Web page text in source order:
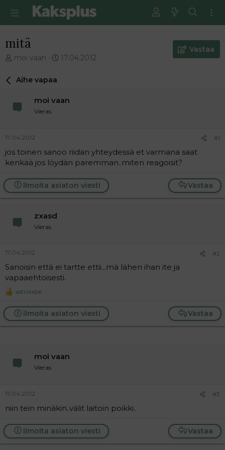
mitä
V
e
i
t
u
n
l
o
i
t
a
moi vaan
E
m
n
v
e
s
t
17.04.2012
Vastaa
Aihe vapaa
moi vaan
Vieras
17.04.2012 #1
jos toinen sanoo riidan yhteydessä et varmana saat
kenkää jos löydän paremman..miten reagoisit?
Vastaa
Ilmoita asiaton viesti
zxasd
Vieras
17.04.2012 #2
Sanoisin että ei tartte ettii...mä lähen ihan ite ja
vapaaehtoisesti.
R
a
c
t
astrolabe
Vastaa
Ilmoita asiaton viesti
moi vaan
Vieras
17.04.2012 #3
niin tein minäkin..välit laitoin poikki..
Vastaa
Ilmoita asiaton viesti